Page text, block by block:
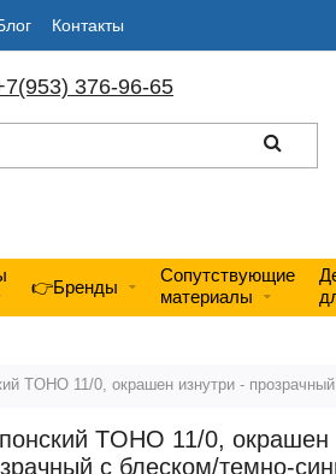
Контакты
376-96-65
👉Бренды
Сопутствующие
материалы
TOHO 11/0, окрашен изнутри -
TOHO 11/0, окрашен
с блеском/темно-